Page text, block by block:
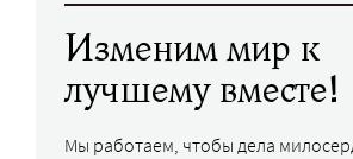
Изменим мир к
лучшему вместе!
Мы работаем, чтобы дела